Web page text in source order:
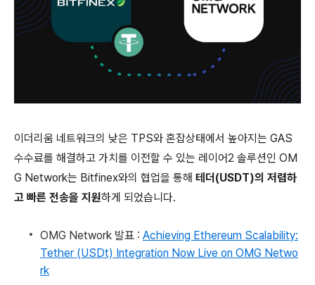
이더리움 네트워크의 낮은 TPS와 혼잡상태에서 높아지는 GAS
수수료를 해결하고 가치를 이전할 수 있는 레이어2 솔루션인 OM
G Network는 Bitfinex와의 협업을 통해 테더(USDT)의 저렴하
고 빠른 전송을 지원하게 되었습니다.
OMG Network 발표 : Achieving Ethereum Scalability:
Tether (USDt) Integration Now Live on OMG Netwo
rk